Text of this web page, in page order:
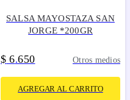
SALSA MAYOSTAZA SAN
JORGE *200GR
$ 6.650 Otros medios
AGREGAR AL CARRITO